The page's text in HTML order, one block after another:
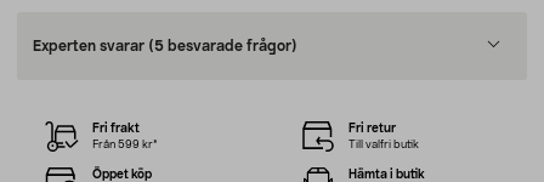
Experten svarar (5 besvarade frågor)
Fri frakt
Från 599 kr*
Fri retur
Till valfri butik
Öppet köp Hämta i butik